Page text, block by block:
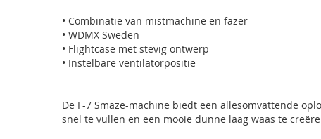
• Combinatie van mistmachine en fazer
• WDMX Sweden
• Flightcase met stevig ontwerp
• Instelbare ventilatorpositie
De F-7 Smaze-machine biedt een allesomvattende
snel te vullen en een mooie dunne laag waas te